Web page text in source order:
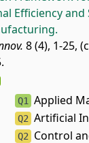
Efficiency
8 (4), 1-25,
Q1 Applied
Q2 Artificial
Q2 Control